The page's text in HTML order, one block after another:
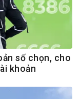
số chọn, cho
khoản